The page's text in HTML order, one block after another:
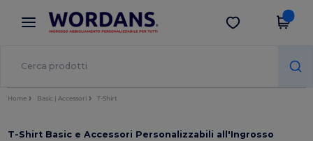
× App Wordans
Prezzi migliori sull'app!
Scarica app
Home Basic | Accessori T-Shirt
T-Shirt Basic e Accessori Personalizzabili all'Ingrosso